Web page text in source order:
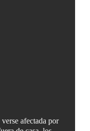
afectada por